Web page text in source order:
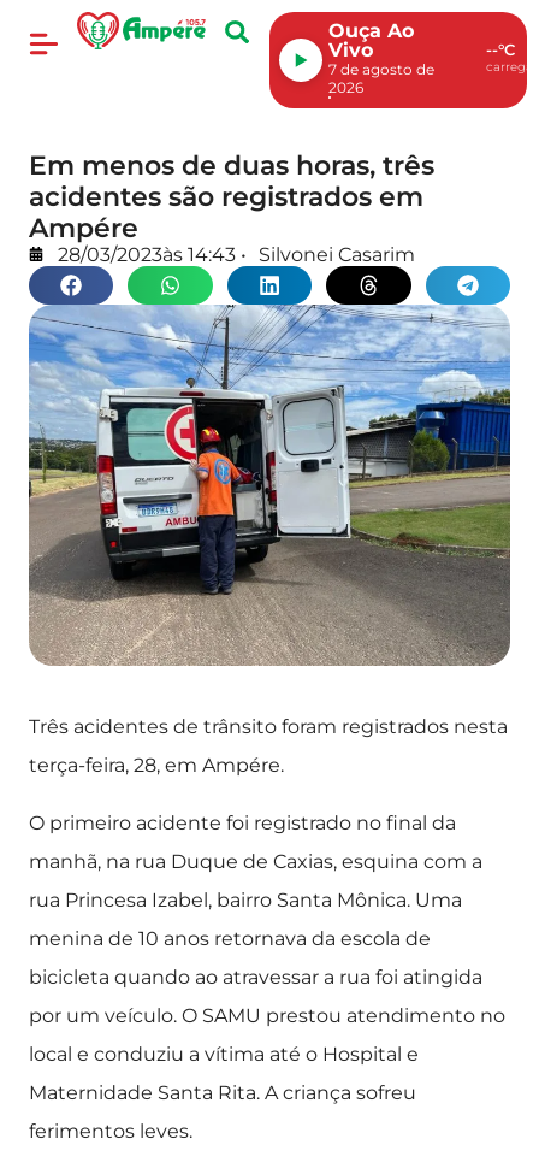
Ouça Ao
Vivo
7 de agosto de
2026
--°C
Em menos de duas horas, três
acidentes são registrados em
Ampére
28/03/2023às 14:43 • Silvonei Casarim
Três acidentes de trânsito foram registrados nesta
terça-feira, 28, em Ampére.
O primeiro acidente foi registrado no final da
manhã, na rua Duque de Caxias, esquina com a
rua Princesa Izabel, bairro Santa Mônica. Uma
menina de 10 anos retornava da escola de
bicicleta quando ao atravessar a rua foi atingida
por um veículo. O SAMU prestou atendimento no
local e conduziu a vítima até o Hospital e
Maternidade Santa Rita. A criança sofreu
ferimentos leves.